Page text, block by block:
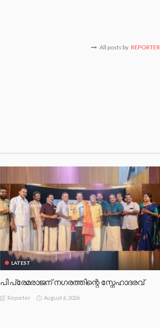
All posts by REPORTER
LATEST
പി പ്രേമരാജന് നഗരത്തിന്റെ സ്നേഹാദരവ്
Reporter August 6, 2026